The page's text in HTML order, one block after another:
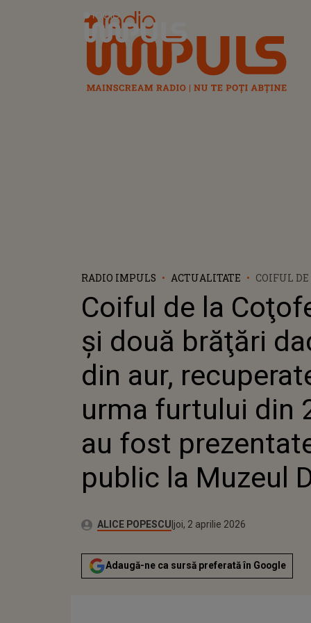
Radio Impuls
RADIO IMPULS ACTUALITATE
COIFUL
BRĂŢĂRI
FURTULUI
FOST
PUBLIC
DRENTS
Coiful de la
şi două brăţări
din aur,
urma furtului din
au fost
public la Muzeul
Autor:ALICE POPESCUPublicat:
joi, 2 aprilie 2026
Actualizat:
joi, 2 aprilie 2026
Adaugă-ne ca sursă preferată în Google